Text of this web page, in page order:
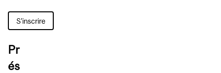
S'inscrire
Pr
és